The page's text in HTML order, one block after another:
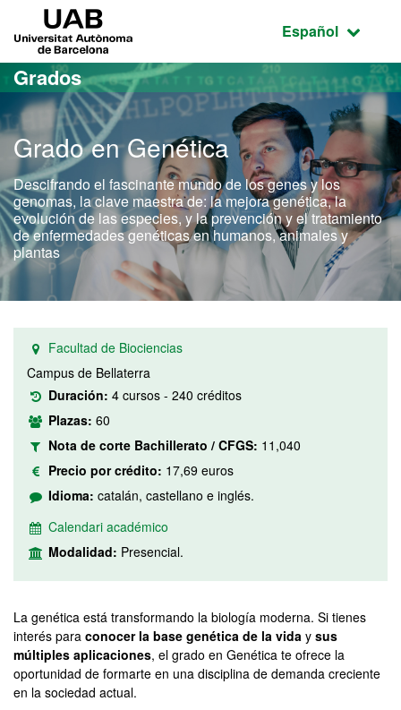
Acceso al contenido principal
Acceso a la navegación de la página
Idioma
Español
Grados
Grado en Genética
Descifrando el fascinante mundo de los genes y los
genomas, la clave maestra de: la mejora genética, la
evolución de las especies, y la prevención y el tratamiento
de enfermedades genéticas en humanos, animales y
plantas
Facultad de Biociencias
Campus de Bellaterra
Duración: 4 cursos - 240 créditos
Plazas: 60
Nota de corte Bachillerato / CFGS: 11,040
Precio por crédito: 17,69 euros
Idioma: catalán, castellano e inglés.
Calendari académico
Modalidad: Presencial.
La genética está transformando la biología moderna. Si tienes
interés para conocer la base genética de la vida y sus
múltiples aplicaciones, el grado en Genética te ofrece la
oportunidad de formarte en una disciplina de demanda creciente
en la sociedad actual.